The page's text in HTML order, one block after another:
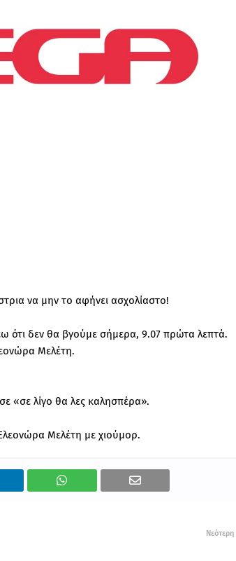
να μην το αφήνει ασχολίαστο!
ότι δεν θα βγούμε σήμερα, 9.07 πρώτα λεπτά.
Μελέτη.
«σε λίγο θα λες καλησπέρα».
Μελέτη με χιούμορ.
Νεότερη